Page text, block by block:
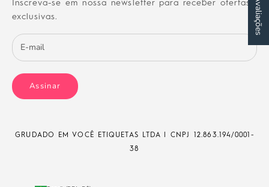
Inscreva-se em nossa newsletter para receber ofertas
exclusivas.
Assinar
GRUDADO EM VOCÊ ETIQUETAS LTDA | CNPJ
12.863.194/0001-
38
★ Avaliações